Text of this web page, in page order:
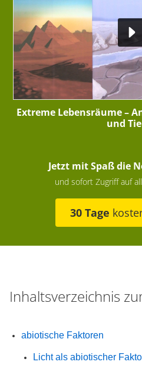
Extreme Lebensräume –
und
Jetzt mit Spaß die
und sofort Zugriff auf
30 Tage
Inhaltsverzeichnis
abiotische Faktoren
Licht als abiotischer